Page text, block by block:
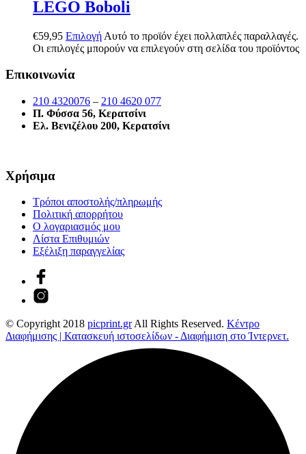
LEGO Boboli
€59,95 Επιλογή Αυτό το προϊόν έχει πολλαπλές παραλλαγές.
Οι επιλογές μπορούν να επιλεγούν στη σελίδα του προϊόντος
Επικοινωνία
210 4320076 – 210 4620 077
Π. Φύσσα 56, Κερατσίνι
Ελ. Βενιζέλου 200, Κερατσίνι
Χρήσιμα
Τρόποι αποστολής/πληρωμής
Πολιτική απορρήτου
Ο λογαριασμός μου
Λίστα Επιθυμιών
Εξέλιξη παραγγελίας
© Copyright 2018 picprint.grAll Rights Reserved. Κέντρο
Διαφήμισης | Κατασκευή ιστοσελίδων - Διαφήμιση στο Ίντερνετ.